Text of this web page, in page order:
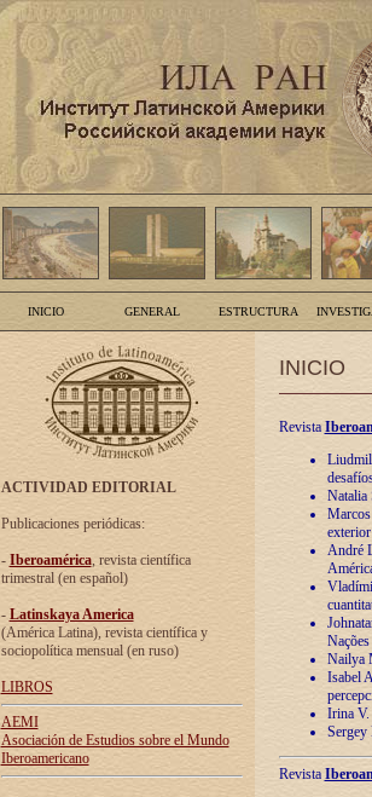
INICIO GENERAL ESTRUCTURA
ACTIVIDAD EDITORIAL
Publicaciones periódicas:
- Iberoamérica, revista científica
trimestral (en español)
- Latinskaya America
(América Latina), revista científica y
sociopolítica mensual (en ruso)
LIBROS
AEMI
Asociación de Estudios sobre el Mundo
Iberoamericano
INICIO
Revista
Natalia
André
Nailya
Isabel
Irina V.
Sergey
Revista